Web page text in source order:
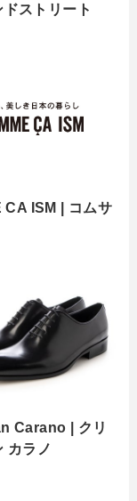
ストリート
CA ISM | コムサ
Carano | クリ
カラノ